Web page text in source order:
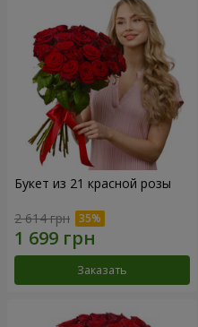
Букет из 21 красной розы
2 614 грн
Заказать